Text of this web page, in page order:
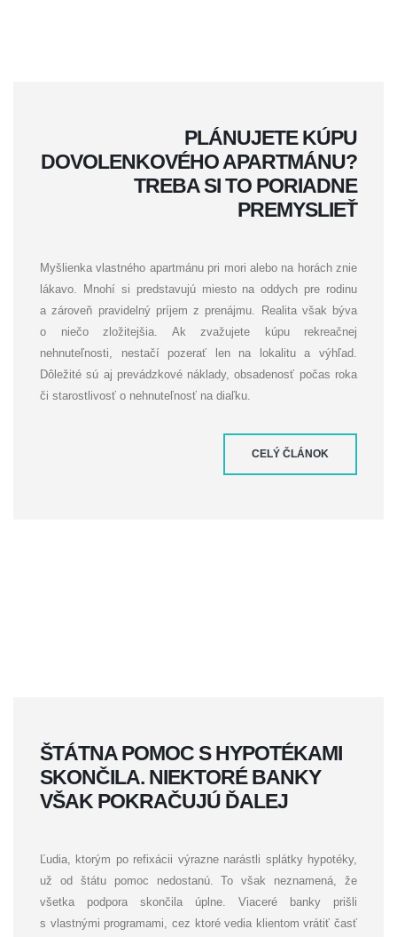
PLÁNUJETE KÚPU
DOVOLENKOVÉHO APARTMÁNU?
TREBA SI TO PORIADNE
PREMYSLIEŤ
Myšlienka vlastného apartmánu pri mori alebo na horách znie
lákavo. Mnohí si predstavujú miesto na oddych pre rodinu
a zároveň pravidelný príjem z prenájmu. Realita však býva
o niečo zložitejšia. Ak zvažujete kúpu rekreačnej
nehnuteľnosti, nestačí pozerať len na lokalitu a výhľad.
Dôležité sú aj prevádzkové náklady, obsadenosť počas roka
či starostlivosť o nehnuteľnosť na diaľku.
CELÝ ČLÁNOK
ŠTÁTNA POMOC S HYPOTÉKAMI
SKONČILA. NIEKTORÉ BANKY
VŠAK POKRAČUJÚ ĎALEJ
Ľudia, ktorým po refixácii výrazne narástli splátky hypotéky,
už od štátu pomoc nedostanú. To však neznamená, že
všetka podpora skončila úplne. Viaceré banky prišli
s vlastnými programami, cez ktoré vedia klientom vrátiť časť